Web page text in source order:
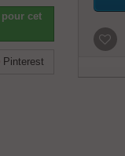
cet
Pinterest